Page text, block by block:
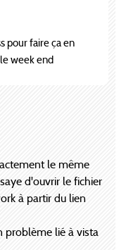
pour faire ça en
week end
le même
d'ouvrir le fichier
à partir du lien
problème lié à vista